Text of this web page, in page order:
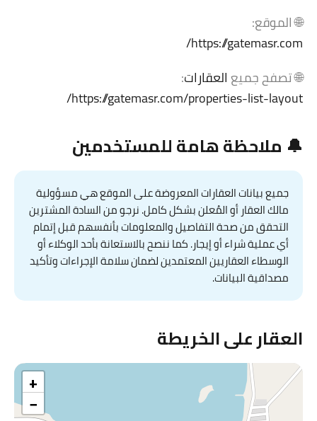
🌐 الموقع:
https://gatemasr.com/
🌐 تصفح جميعالعقارات:
https://gatemasr.com/properties-list-layout/
🔔 ملاحظة هامة للمستخدمين
جميع بيانات العقارات المعروضة على الموقع هي مسؤولية
مالك العقار أو المُعلن بشكل كامل. نرجو من السادة المشترين
التحقق من صحة التفاصيل والمعلومات بأنفسهم قبل إتمام
أي عملية شراء أو إيجار. كما ننصح بالاستعانة بأحد الوكلاء أو
الوسطاء العقاريين المعتمدين لضمان سلامة الإجراءات وتأكيد
مصداقية البيانات.
العقار على الخريطة
+
−